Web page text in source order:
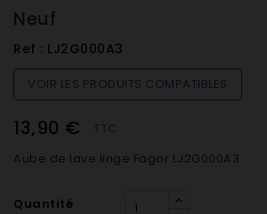
Neuf
Ref : LJ2G000A3
VOIR LES PRODUITS COMPATIBLES
13,90 €
Aube de lave linge Fagor LJ2G000A3
Quantité